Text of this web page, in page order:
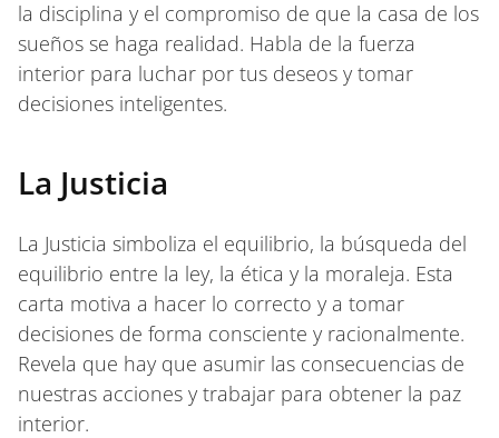
la disciplina y el compromiso de que la casa de los
sueños se haga realidad. Habla de la fuerza
interior para luchar por tus deseos y tomar
decisiones inteligentes.
La Justicia
La Justicia simboliza el equilibrio, la búsqueda del
equilibrio entre la ley, la ética y la moraleja. Esta
carta motiva a hacer lo correcto y a tomar
decisiones de forma consciente y racionalmente.
Revela que hay que asumir las consecuencias de
nuestras acciones y trabajar para obtener la paz
interior.